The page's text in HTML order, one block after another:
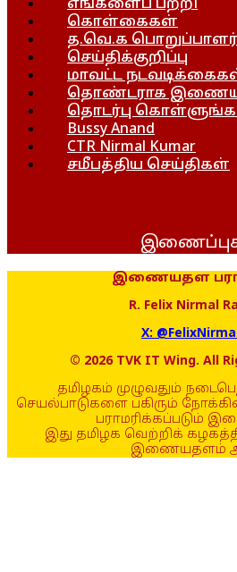
எங்களைப் பற்றி
கொள்கைகள்
த.வெ.க
செய்திக்குறிப்பு
மாவட்ட
தொண்டராக
தொடர்பு
Bussy Anand
CTR Nirmal Kumar
சமீபத்திய செய்திகள்
இணையதள
R. Felix Nirmal
X:
© 2026 TVK IT Wing. All
தமிழகம் முழுவதும்
செயல்பாடுகளை பகிரும்
பராமரிக்கப்படும்
இது தமிழக வெற்றிக்
இணையதளம்